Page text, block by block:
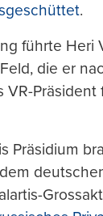
.
führte Heri
die er
VR-Präsident
Präsidium